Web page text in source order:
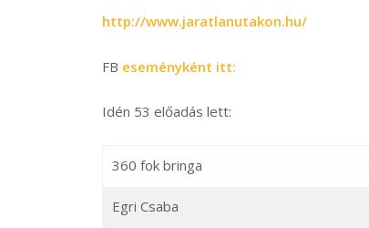
http://www.jaratlanutakon.hu/
FB eseményként itt:
Idén 53 előadás lett:
360 fok bringa
Egri Csaba